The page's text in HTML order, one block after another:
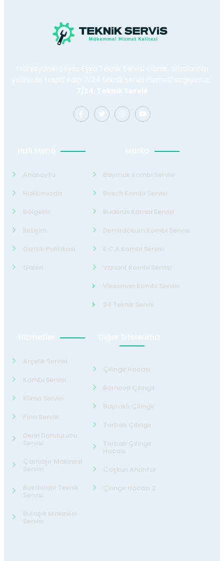
Profesyonel Beyaz Eşya Teknik Servisi olarak, arızalarınızı
yerinizde tespit edip 7/24 teknik servis hizmeti sağlıyoruz.
7/24 Teknik Servis
Hızlı Menü
Anasayfa
Hakkımızda
Bölgeler
İletişim
Gizlilik Politikası
Galeri
Marka
Baymak Kombi Servisi
Bosch Kombi Servisi
Buderus Kombi Servisi
Demirdöküm Kombi Servisi
E.C.A Kombi Servisi
Valiant Kombi Servisi
Viessman Kombi Servisi
24 Teknik Servis
Hizmetler
Arçelik Servisi
Kombi Servisi
Klima Servisi
Fırın Servisi
Derin Dondurucu
Servisi
Çamaşır Makinesi
Servisi
Buzdolabı Teknik
Servisi
Bulaşık Makinesi
Servisi
Diğer Sitelerimiz
Çilingir Hocası
Bornova Çilingir
Bayraklı Çilingir
Torbalı Çilingir
Torbalı Çilingir
Hocası
Coşkun Anahtar
Çilingir Hocası 2